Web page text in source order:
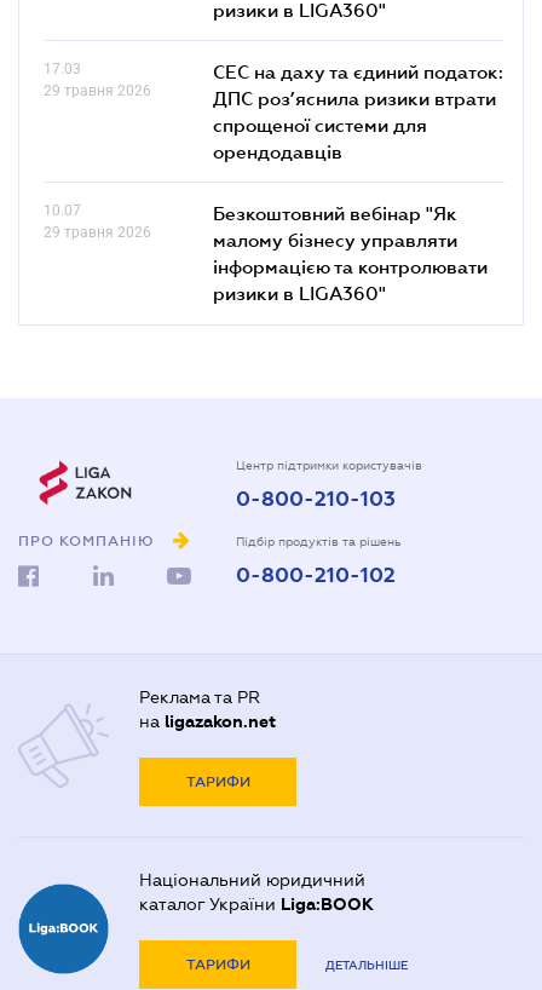
ризики в LIGA360"
17.03
29 травня 2026
СЕС на даху та єдиний податок:
ДПС роз’яснила ризики втрати
спрощеної системи для
орендодавців
10.07
29 травня 2026
Безкоштовний вебінар "Як
малому бізнесу управляти
інформацією та контролювати
ризики в LIGA360"
ПРО КОМПАНІЮ
Центр підтримки користувачів
0-800-210-103
Підбір продуктів та рішень
0-800-210-102
Реклама та PR
на ligazakon.net
ТАРИФИ
Національний юридичний
каталог України Liga:BOOK
ТАРИФИ ДЕТАЛЬНІШЕ